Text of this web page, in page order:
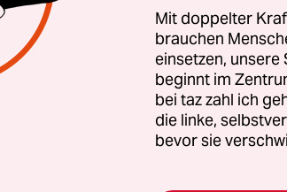
und Verurteilungen.
und Verwicklungen von
„NSU“ ist laut, seine
die Terroristen haben es
in traurige Konkurrenz zu
Mit doppelter
brauchen
einsetzen,
beginnt im
bei taz zahl ich
die linke,
bevor sie